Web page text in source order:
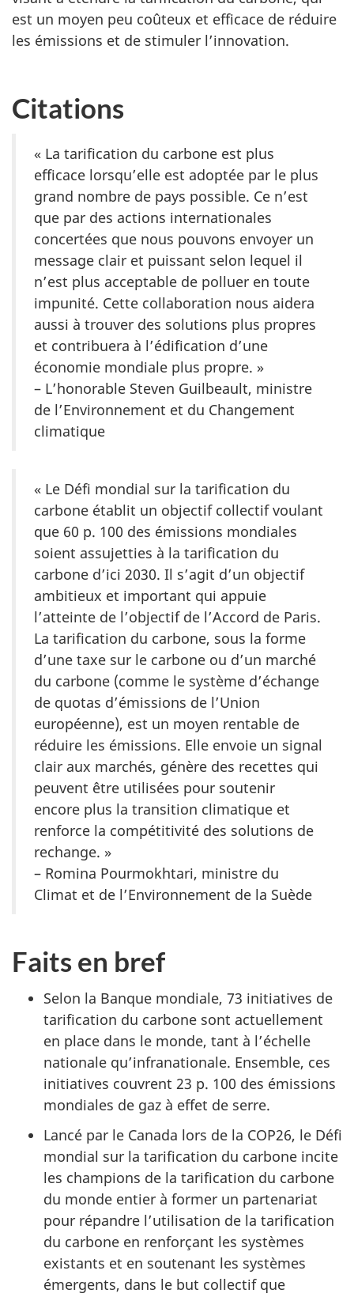
est un moyen peu coûteux et efficace de réduire
les émissions et de stimuler l’innovation.
Citations
« La tarification du carbone est plus
efficace lorsqu’elle est adoptée par le plus
grand nombre de pays possible. Ce n’est
que par des actions internationales
concertées que nous pouvons envoyer un
message clair et puissant selon lequel il
n’est plus acceptable de polluer en toute
impunité. Cette collaboration nous aidera
aussi à trouver des solutions plus propres
et contribuera à l’édification d’une
économie mondiale plus propre. »
– L’honorable Steven Guilbeault, ministre
de l’Environnement et du Changement
climatique
« Le Défi mondial sur la tarification du
carbone établit un objectif collectif voulant
que 60 p. 100 des émissions mondiales
soient assujetties à la tarification du
carbone d’ici 2030. Il s’agit d’un objectif
ambitieux et important qui appuie
l’atteinte de l’objectif de l’Accord de Paris.
La tarification du carbone, sous la forme
d’une taxe sur le carbone ou d’un marché
du carbone (comme le système d’échange
de quotas d’émissions de l’Union
européenne), est un moyen rentable de
réduire les émissions. Elle envoie un signal
clair aux marchés, génère des recettes qui
peuvent être utilisées pour soutenir
encore plus la transition climatique et
renforce la compétitivité des solutions de
rechange. »
– Romina Pourmokhtari, ministre du
Climat et de l’Environnement de la Suède
Faits en bref
Selon la Banque mondiale, 73 initiatives de
tarification du carbone sont actuellement
en place dans le monde, tant à l’échelle
nationale qu’infranationale. Ensemble, ces
initiatives couvrent 23 p. 100 des émissions
mondiales de gaz à effet de serre.
Lancé par le Canada lors de la COP26, le Défi
mondial sur la tarification du carbone incite
les champions de la tarification du carbone
du monde entier à former un partenariat
pour répandre l’utilisation de la tarification
du carbone en renforçant les systèmes
existants et en soutenant les systèmes
émergents, dans le but collectif que